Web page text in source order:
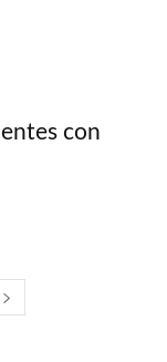
con